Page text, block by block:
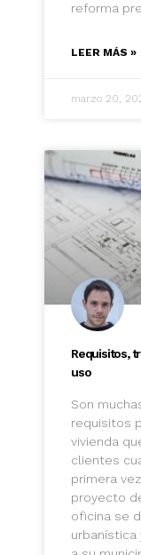
reforma
LEER MÁS »
marzo 20,
Requisitos,
uso
Son
requisitos
vivienda
clientes
primera
proyecto
oficina se
urbanística